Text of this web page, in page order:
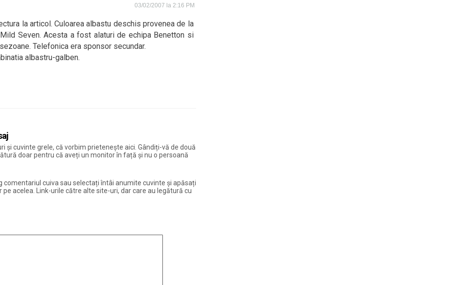
03/02/2007 la 2:16 PM
la articol. Culoarea albastu deschis provenea de la
Seven. Acesta a fost alaturi de echipa Benetton si
Telefonica era sponsor secundar.
albastru-galben.
și cuvinte grele, că vorbim prietenește aici. Gândiți-vă de două
doar pentru că aveți un monitor în față și nu o persoană
comentariul cuiva sau selectați întâi anumite cuvinte și apăsați
acelea. Link-urile către alte site-uri, dar care au legătură cu